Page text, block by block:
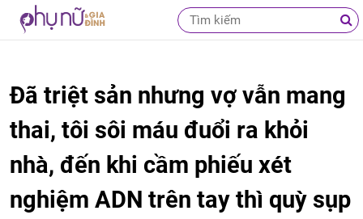
Đã triệt sản nhưng vợ vẫn mang
thai, tôi sôi máu đuổi ra khỏi
nhà, đến khi cầm phiếu xét
nghiệm ADN trên tay thì quỳ sụp